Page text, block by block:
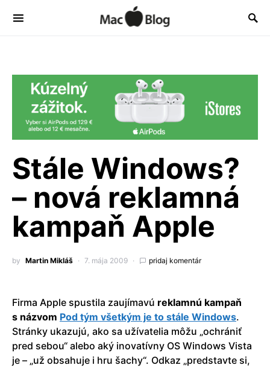
Stále Windows?
– nová reklamná
kampaň Apple
by Martin Mikláš 7. mája 2009 pridaj komentár
Firma Apple spustila zaujímavú reklamnú kampaň
s názvom Pod tým všetkým je to stále Windows.
Stránky ukazujú, ako sa užívatelia môžu „ochrániť
pred sebou“ alebo aký inovatívny OS Windows Vista
je – „už obsahuje i hru šachy“. Odkaz „predstavte si,